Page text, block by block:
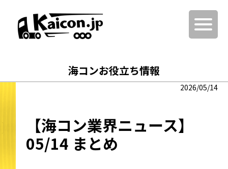
海コンお役立ち情報
2026/05/14
【海コン業界ニュース】
05/14 まとめ